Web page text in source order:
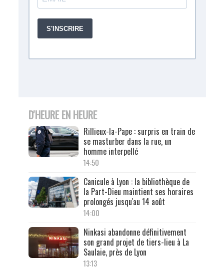
D'HEURE EN HEURE
Rillieux-la-Pape : surpris en train de
se masturber dans la rue, un
homme interpellé
14:50
Canicule à Lyon : la bibliothèque de
la Part-Dieu maintient ses horaires
prolongés jusqu'au 14 août
14:00
Ninkasi abandonne définitivement
son grand projet de tiers-lieu à La
Saulaie, près de Lyon
13:13